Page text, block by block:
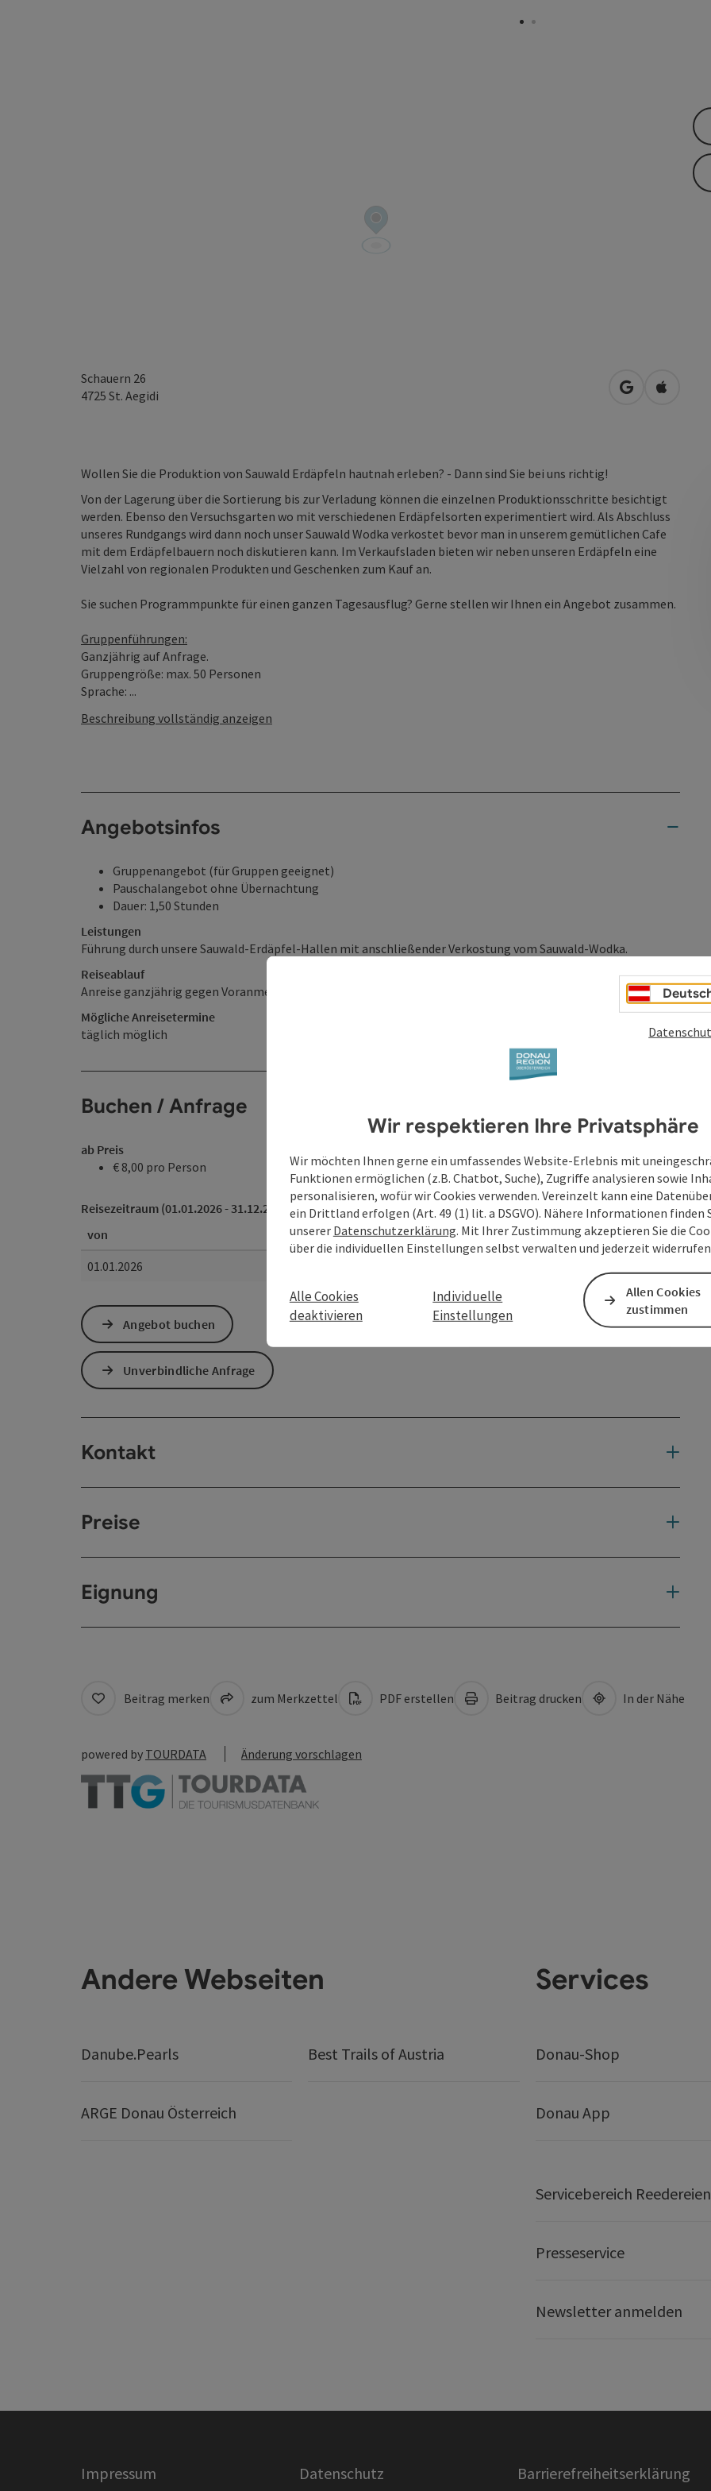
Schauern 26
4725 St. Aegidi in Googlein Apple
Wollen Sie die Produktion von Sauwald Erdäpfeln hautnah erleben? - Dann sind Sie bei uns richtig!
Von der Lagerung über die Sortierung bis zur Verladung können die einzelnen Produktionsschritte besichtigt
werden. Ebenso den Versuchsgarten wo mit verschiedenen Erdäpfelsorten experimentiert wird. Als Abschluss
unseres Rundgangs wird dann noch unser Sauwald Wodka verkostet bevor man in unserem gemütlichen Cafe
mit dem Erdäpfelbauern noch diskutieren kann. Im Verkaufsladen bieten wir neben unseren Erdäpfeln eine
Vielzahl von regionalen Produkten und Geschenken zum Kauf an.
Sie suchen Programmpunkte für einen ganzen Tagesausflug? Gerne stellen wir Ihnen ein Angebot zusammen.
Gruppenführungen:
Ganzjährig auf Anfrage.
Gruppengröße: max. 50 Personen
Sprache: ...
Beschreibung vollständig anzeigen
Angebotsinfos
Gruppenangebot (für Gruppen geeignet)
Pauschalangebot ohne Übernachtung
Dauer: 1,50 Stunden
Leistungen
Führung durch unsere Sauwald-Erdäpfel-Hallen mit anschließender Verkostung vom Sauwald-Wodka.
Reiseablauf
Anreise ganzjährig gegen Voranmeldung möglich
Mögliche Anreisetermine
täglich möglich
Buchen / Anfrage
ab Preis
€ 8,00 pro Person
Reisezeitraum (01.01.2026 - 31.12.2026)
von
bis
01.01.2026
Angebot buchen
Unverbindliche Anfrage
Kontakt
Preise
Eignung
Beitrag merken zum Merkzettel PDF erstellen Beitrag drucken In der Nähe
powered by TOURDATA Änderung vorschlagen
Andere Webseiten
Danube.Pearls Best Trails of Austria
ARGE Donau Österreich
Services
Donau-Shop
Donau App
Servicebereich Reedereien
Presseservice
Newsletter anmelden
Impressum Datenschutz Barrierefreiheitserklärung
Wir respektieren Ihre Privatsphäre
Wir möchten Ihnen gerne ein umfassendes Website-Erlebnis mit
Funktionen ermöglichen (z.B. Chatbot, Suche), Zugriffe analysieren sowie
personalisieren, wofür wir Cookies verwenden. Vereinzelt kann eine
ein Drittland erfolgen (Art. 49 (1) lit. a DSGVO). Nähere Informationen finden
unserer Datenschutzerklärung. Mit Ihrer Zustimmung akzeptieren Sie die
über die individuellen Einstellungen selbst verwalten und jederzeit
Alle Cookies
deaktivieren
Individuelle
Einstellungen
Allen Cookies
zustimmen